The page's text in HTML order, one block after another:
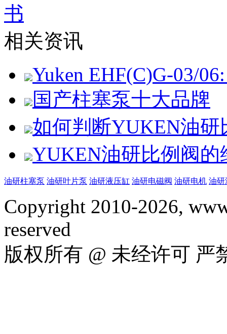
书
相关资讯
Yuken EHF(C)G-03/
国产柱塞泵十大品牌
如何判断YUKEN油
YUKEN油研比例阀的
油研柱塞泵 油研叶片泵 油研液压缸 油研电磁阀 油研电机 油研
Copyright 2010-2026,
reserved
版权所有 @ 未经许可 严